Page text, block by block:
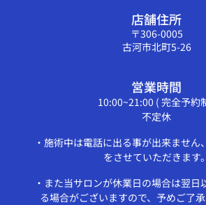
店舗住所
〒306-0005
古河市北町5-26
営業時間
10:00~21:00 ( 完全予約
不定休
・施術中は電話に出る事が出来ません
をさせていただきます。
・また当サロンが休業日の場合は翌日
る場合がございますので、予めご了承